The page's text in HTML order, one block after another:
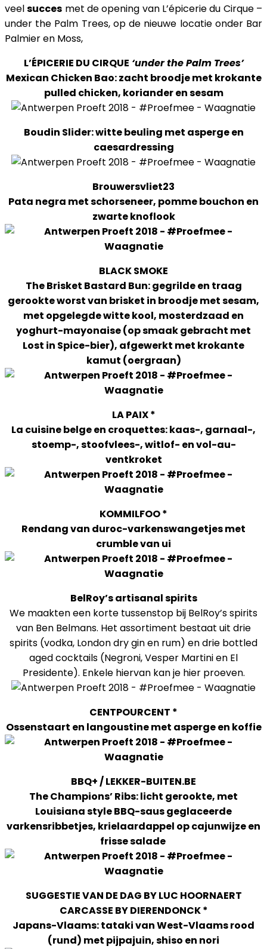
veelsucces met de opening van L’épicerie du Cirque –
under the Palm Trees, op de nieuwe locatie onder Bar
Palmier en Moss,
L’ÉPICERIE DU CIRQUE ‘under the Palm Trees’
Mexican Chicken Bao: zacht broodje met krokante
pulled chicken, koriander en sesam
Boudin Slider: witte beuling met asperge en
caesardressing
Brouwersvliet23
Pata negra met schorseneer, pomme bouchon en
zwarte knoflook
BLACK SMOKE
The Brisket Bastard Bun: gegrilde en traag
gerookte worst van brisket in broodje met sesam,
met opgelegde witte kool, mosterdzaad en
yoghurt-mayonaise (op smaak gebracht met
Lost in Spice-bier), afgewerkt met krokante
kamut (oergraan)
LA PAIX​ *
La cuisine belge en croquettes: kaas-, garnaal-,
stoemp-, stoofvlees-, witlof- en vol-au-
ventkroket
KOMMILFOO *
Rendang van duroc-varkenswangetjes met
crumble van ui
BelRoy’s artisanal spirits
We maakten een korte tussenstop bij BelRoy’s spirits
van Ben Belmans. Het assortiment bestaat uit drie
spirits (vodka, London dry gin en rum) en drie bottled
aged cocktails (Negroni, Vesper Martini en El
Presidente). Enkele hiervan kan je hier proeven.
CENTPOURCENT *
Ossenstaart en langoustine met asperge en koffie
BBQ+ / LEKKER-BUITEN.BE
The Champions’ Ribs: licht gerookte, met
Louisiana style BBQ-saus geglaceerde
varkensribbetjes, krielaardappel op cajunwijze en
frisse salade
SUGGESTIE VAN DE DAG BY LUC HOORNAERT
CARCASSE BY DIERENDONCK *
Japans-Vlaams: tataki van West-Vlaams rood
(rund) met pijpajuin, shiso en nori